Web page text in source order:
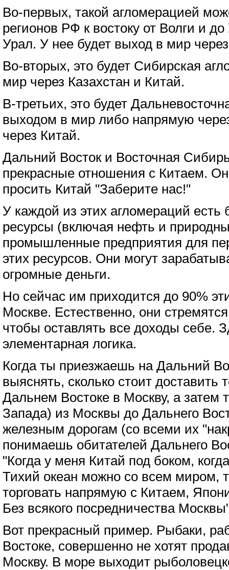
Во-первых, такой агломерацией
регионов РФ к востоку от Волги и
Урал. У нее будет выход в мир
Во-вторых, это будет Сибирская
мир через Казахстан и Китай.
В-третьих, это будет
выходом в мир либо напрямую
через Китай.
Дальний Восток и Восточная
прекрасные отношения с Китаем.
просить Китай "Заберите нас!"
У каждой из этих агломераций есть
ресурсы (включая нефть и
промышленные предприятия для
этих ресурсов. Они могут
огромные деньги.
Но сейчас им приходится до 90%
Москве. Естественно, они
чтобы оставлять все доходы себе.
элементарная логика.
Когда ты приезжаешь на Дальний
выяснять, сколько стоит доставить
Дальнем Востоке в Москву, а затем
Запада) из Москвы до Дальнего
железным дорогам (со всеми их
понимаешь обитателей Дальнего
"Когда у меня Китай под боком,
Тихий океан можно со всем миром,
торговать напрямую с Китаем,
Без всякого посредничества
Вот прекрасный пример. Рыбаки,
Востоке, совершенно не хотят
Москву. В море выходит